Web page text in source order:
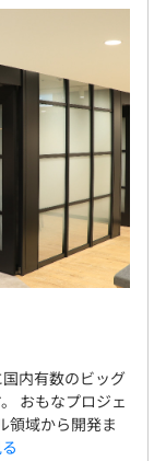
内有数のビッグ
おもなプロジェ
領域から開発ま